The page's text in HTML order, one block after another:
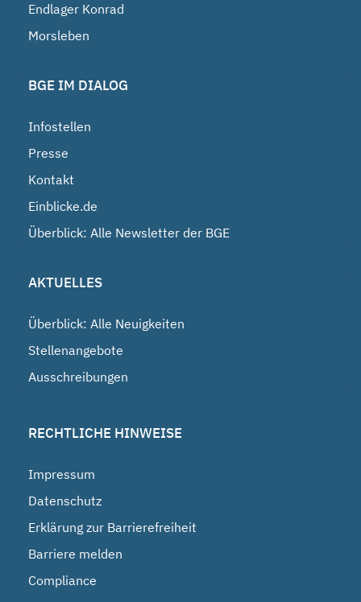
Endlager Konrad
Morsleben
BGE IM DIALOG
Infostellen
Presse
Kontakt
Einblicke.de
Überblick: Alle Newsletter der BGE
AKTUELLES
Überblick: Alle Neuigkeiten
Stellenangebote
Ausschreibungen
RECHTLICHE HINWEISE
Impressum
Datenschutz
Erklärung zur Barrierefreiheit
Barriere melden
Compliance